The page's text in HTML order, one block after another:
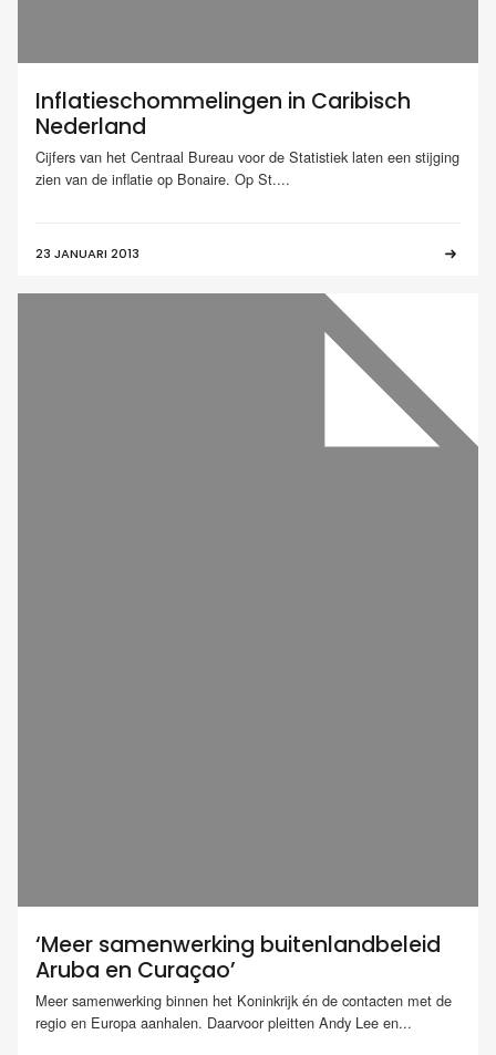
Inflatieschommelingen in Caribisch
Nederland
Cijfers van het Centraal Bureau voor de Statistiek laten een stijging
zien van de inflatie op Bonaire. Op St....
23 JANUARI 2013
‘Meer samenwerking buitenlandbeleid
Aruba en Curaçao’
Meer samenwerking binnen het Koninkrijk én de contacten met de
regio en Europa aanhalen. Daarvoor pleitten Andy Lee en...